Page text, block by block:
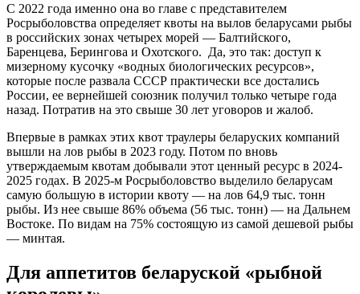
С 2022 года именно она во главе с представителем
Росрыболовства определяет квоты на вылов беларусами рыбы
в российских зонах четырех морей — Балтийского,
Баренцева, Берингова и Охотского. Да, это так: доступ к
мизерному кусочку «водных биологических ресурсов»,
которые после развала СССР практически все достались
России, ее вернейшей союзник получил только четыре года
назад. Потратив на это свыше 30 лет уговоров и жалоб.
Впервые в рамках этих квот траулеры беларуских компаний
вышли на лов рыбы в 2023 году. Потом по вновь
утверждаемым квотам добывали этот ценный ресурс в 2024-
2025 годах. В 2025-м Росрыболовство выделило беларусам
самую большую в истории квоту — на лов 64,9 тыс. тонн
рыбы. Из нее свыше 86% объема (56 тыс. тонн) — на Дальнем
Востоке. По видам на 75% состоящую из самой дешевой рыбы
— минтая.
Для аппетитов беларуской «рыбной